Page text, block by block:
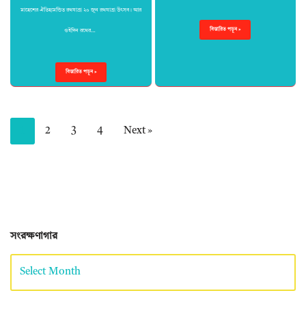
মাহেশের ঐতিহ্যমন্ডিত রথযাত্রা ২০ জুন রথযাত্রা উৎসব। আর
ওইদিন রথের…
বিস্তারিত পড়ুন »
বিস্তারিত পড়ুন »
2 3 4 Next »
সংরক্ষণাগার